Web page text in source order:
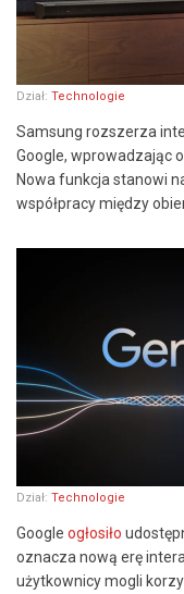
Dział: Technologie
Samsung rozszerza
Google, wprowadzając
Nowa funkcja stanowi
współpracy między
Dział: Technologie
Google ogłosiło
oznacza nową erę
użytkownicy mogli